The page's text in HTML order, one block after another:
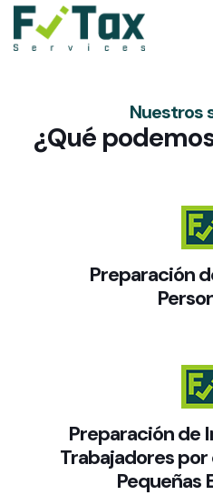
Nuestros
¿Qué
Preparación
Preparación de
Trabajadores
Pequeñas